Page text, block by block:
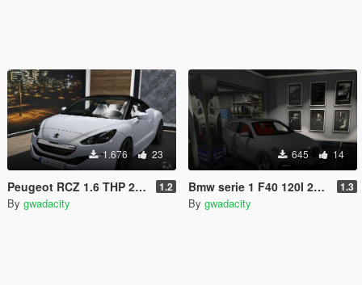
1.676 23
Peugeot RCZ 1.6 THP 200CH 2013 [Add-On] 1.2
By gwadacity
645 14
Bmw serie 1 F40 120I 2020[0Add-On /] 1.3
By gwadacity